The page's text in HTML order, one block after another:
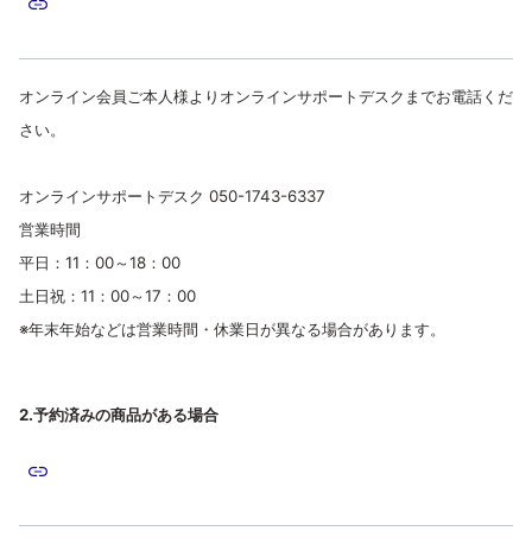
オンライン会員ご本人様よりオンラインサポートデスクまでお電話くだ
さい。
オンラインサポートデスク 050-1743-6337
営業時間
平日：11：00～18：00
土日祝：11：00～17：00
※年末年始などは営業時間・休業日が異なる場合があります。
2.予約済みの商品がある場合